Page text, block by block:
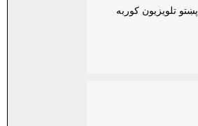
پښتو تلويزيون کوربه